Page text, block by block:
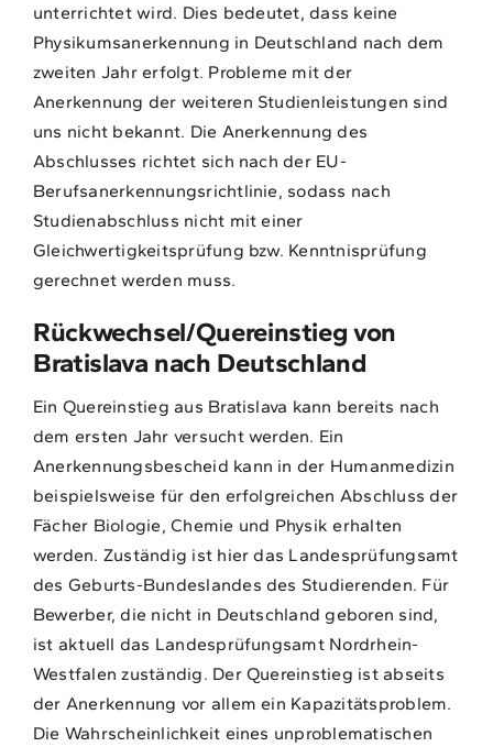
unterrichtet wird. Dies bedeutet, dass keine
Physikumsanerkennung in Deutschland nach dem
zweiten Jahr erfolgt. Probleme mit der
Anerkennung der weiteren Studienleistungen sind
uns nicht bekannt. Die Anerkennung des
Abschlusses richtet sich nach der EU-
Berufsanerkennungsrichtlinie, sodass nach
Studienabschluss nicht mit einer
Gleichwertigkeitsprüfung bzw. Kenntnisprüfung
gerechnet werden muss.
Rückwechsel/Quereinstieg von
Bratislava nach Deutschland
Ein Quereinstieg aus Bratislava kann bereits nach
dem ersten Jahr versucht werden. Ein
Anerkennungsbescheid kann in der Humanmedizin
beispielsweise für den erfolgreichen Abschluss der
Fächer Biologie, Chemie und Physik erhalten
werden. Zuständig ist hier das Landesprüfungsamt
des Geburts-Bundeslandes des Studierenden. Für
Bewerber, die nicht in Deutschland geboren sind,
ist aktuell das Landesprüfungsamt Nordrhein-
Westfalen zuständig. Der Quereinstieg ist abseits
der Anerkennung vor allem ein Kapazitätsproblem.
Die Wahrscheinlichkeit eines unproblematischen